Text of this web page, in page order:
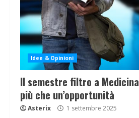
Idee & Opinioni
Il semestre filtro a
più che un’opportunità
Asterix 1 settembre 2025